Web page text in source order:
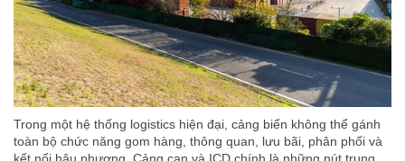
Trong một hệ thống logistics hiện đại, cảng biển không thể gánh
toàn bộ chức năng gom hàng, thông quan, lưu bãi, phân phối và